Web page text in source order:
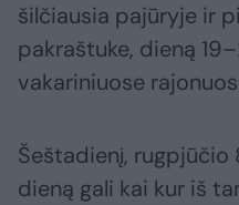
šilčiausia pajūryje ir
pakraštuke, dieną
vakariniuose
Šeštadienį,
dieną gali kai kur iš